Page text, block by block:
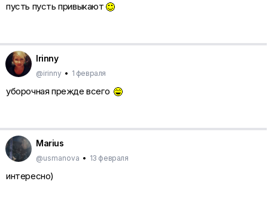
пусть пусть привыкают
Irinny
@irinny • 1 февраля
уборочная прежде всего
Marius
@usmanova • 13 февраля
интересно)